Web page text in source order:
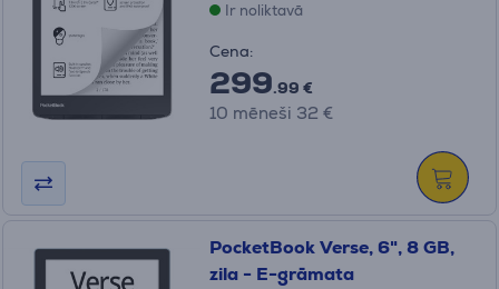
Ir noliktavā
Cena:
299.99 €
10 mēneši 32 €
PocketBook Verse, 6", 8 GB,
zila - E-grāmata